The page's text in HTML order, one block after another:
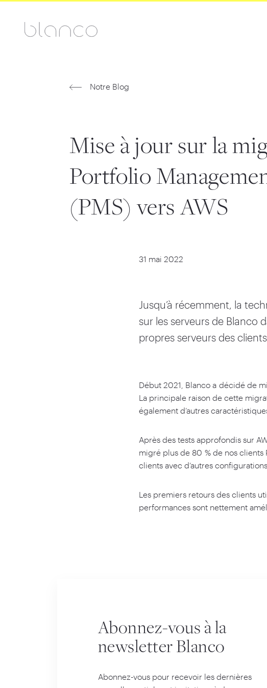
Notre Blog
Mise à jour sur la
Portfolio
(PMS) vers AWS
31 mai 2022
Jusqu’à récemment, la
sur les serveurs de Blanco
propres serveurs des
Début 2021 , Blanco a décidé de
La principale raison de cette
également d’autres
Après des tests approfondis sur
migré plus de 80 % de nos clients
clients avec d’autres
Les premiers retours des clients
performances sont nettement
Abonnez-vous à la
newsletter Blanco
Abonnez-vous pour recevoir les dernières